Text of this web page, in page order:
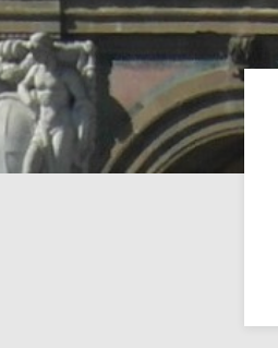
escluse dalla distribuzione.
fino a nuova comunicazione